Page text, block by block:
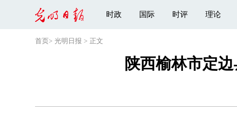
时政 国际 时评 理论
首页 > 光明日报 > 正文
陕西榆林市定